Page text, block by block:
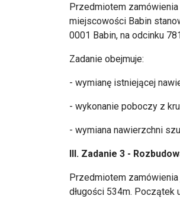
Przedmiotem
miejscowości Babin
0001 Babin, na odcinku
Zadanie obejmuje:
- wymianę istniejącej
- wykonanie poboczy z
- wymiana nawierzchni
III. Zadanie 3 -
Przedmiotem
długości 534m. Początek